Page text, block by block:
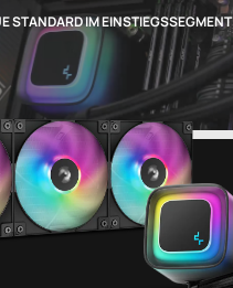
STANDARD IM EINSTIEGSSEGMENT